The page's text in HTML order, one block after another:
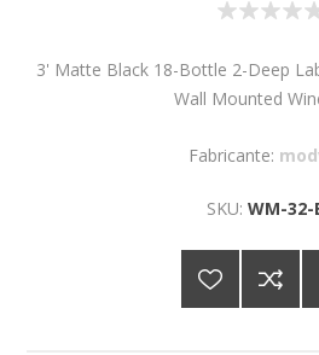
3' Matte Black 18-Bottle 2-Deep
Wall Mounted
Fabricante:
SKU: WM-32-